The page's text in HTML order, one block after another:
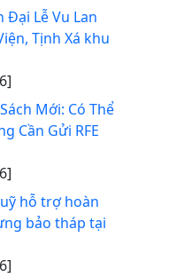
Lễ Vu Lan
Tịnh Xá khu
Mới: Có Thể
Cần Gửi RFE
hỗ trợ hoàn
bảo tháp tại